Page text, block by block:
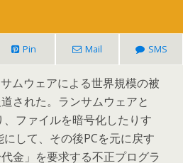
Pin Mail SMS
ムウェアによる世界規模の被
された。ランサムウェアと
ファイルを暗号化したりす
して、その後PCを元に戻す
金」を要求する不正プログラ